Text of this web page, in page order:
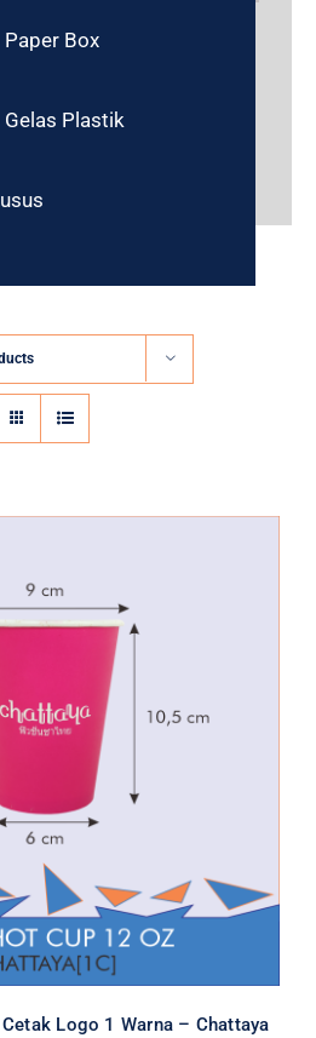
Box
Plastik
12 Oz Cetak Logo 1
– Chattaya
Hot Paper Cup
Logo 1 Warna – Chattaya